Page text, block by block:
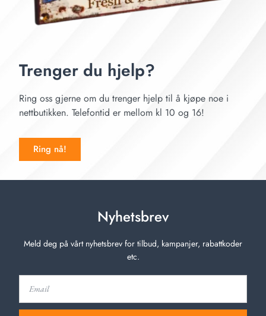
Trenger du hjelp?
Ring oss gjerne om du trenger hjelp til å kjøpe noe i
nettbutikken. Telefontid er mellom kl 10 og 16!
Ring nå!
Nyhetsbrev
Meld deg på vårt nyhetsbrev for tilbud, kampanjer, rabattkoder
etc.